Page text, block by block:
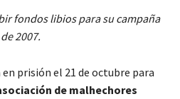
fondos libios para su campaña
de 2007.
prisión el 21 de octubre para
de malhechores